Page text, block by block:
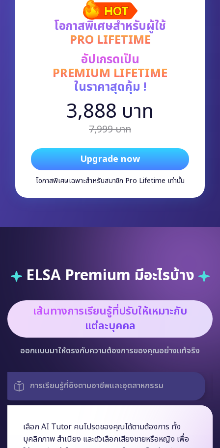
โอกาสพิเศษสำหรับผู้ใช้
PRO LIFETIME
อัปเกรดเป็น
PREMIUM LIFETIME
ในราคาสุดคุ้ม !
3,888 บาท
7,999 บาท
Upgrade now
โอกาสพิเศษเฉพาะสำหรับสมาชิก Pro Lifetime เท่านั้น
ELSA Premium มีอะไรบ้าง
เส้นทางการเรียนรู้ที่ปรับให้เหมาะกับ
แต่ละบุคคล
ออกแบบมาให้ตรงกับความต้องการของคุณอย่างแท้จริง
ตัวเลือกเสียงและอวตาร AI Tutor ที่หลากหลาย
ให้คุณเลือกตามความชอบ
เลือก AI Tutor คนโปรดของคุณได้ตามต้องการ ทั้ง
บุคลิกภาพ สำเนียง และตัวเลือกเสียงชายหรือหญิง เพื่อ